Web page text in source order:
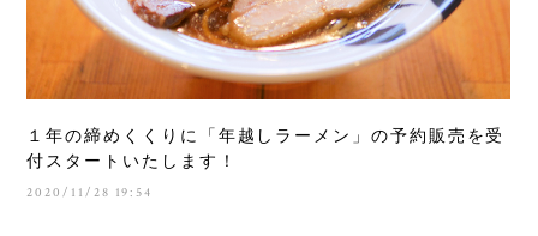
１年の締めくくりに「年越しラーメン」の予約販売を受
付スタートいたします！
2020/11/28 19:54